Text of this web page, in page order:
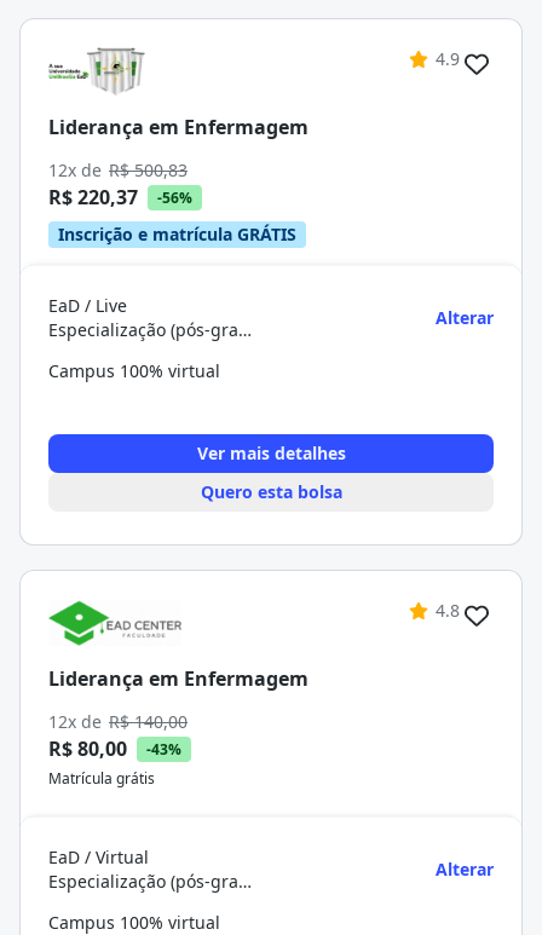
4.9
Liderança em Enfermagem
12x de R$ 500,83
R$ 220,37 -56%
Inscrição e matrícula GRÁTIS
EaD / Live
Especialização (pós-graduação)
Alterar
Campus 100% virtual
Ver mais detalhes
Quero esta bolsa
4.8
Liderança em Enfermagem
12x de R$ 140,00
R$ 80,00
-43%
Matrícula grátis
EaD / Virtual
Especialização (pós-graduação)
Alterar
Campus 100% virtual